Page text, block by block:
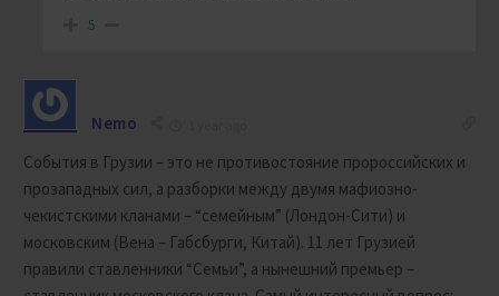
5
Nemo
События в Грузии – это не противостояние пророссийских и
прозападных сил, а разборки между двумя мафиозно-
чекистскими кланами – “семейным” (Лондон-Сити) и
московским (Вена – Габсбурги, Китай). 11 лет Грузией
правили ставленники “Семьи”, а нынешний премьер –